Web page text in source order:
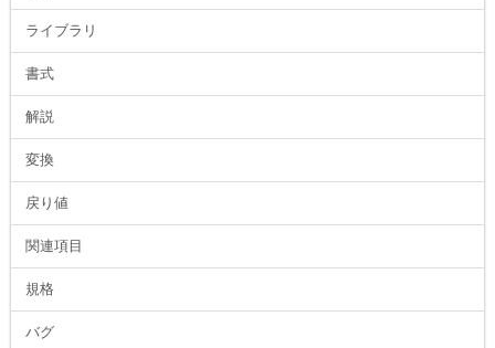
ライブラリ
書式
解説
変換
戻り値
関連項目
規格
バグ